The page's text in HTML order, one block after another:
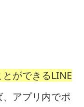
ができるLINE
アプリ内でポ